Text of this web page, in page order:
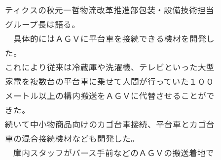
ティクスの秋元一哲物流改革推進部包装・設備技術担当
グループ長は語る。
具体的にはＡＧＶに平台車を接続できる機材を開発し
た。
これにより従来は冷蔵庫や洗濯機、テレビといった大型
家電を複数台の平台車に乗せて人間が行っていた１００
メートル以上の構内搬送をＡＧＶに代替させることがで
きた。
続いて中小物商品向けのカゴ台車接続、平台車とカゴ台
車の混合接続機材なども開発した。
庫内スタッフがバース手前などのＡＧＶの搬送着地で